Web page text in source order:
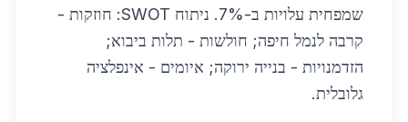
שמפחית עלויות ב-7%. ניתוח SWOT: חוזקות -
קרבה לנמל חיפה; חולשות - תלות ביבוא;
הזדמנויות - בנייה ירוקה; איומים - אינפלציה
גלובלית.